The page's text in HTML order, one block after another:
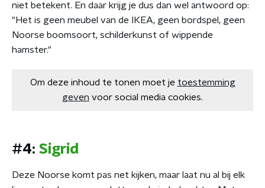
niet betekent. En daar krijg je dus dan wel antwoord op:
"Het is geen meubel van de IKEA, geen bordspel, geen
Noorse boomsoort, schilderkunst of wippende
hamster."
Om deze inhoud te tonen moet je toestemming
geven voor social media cookies.
#4: Sigrid
Deze Noorse komt pas net kijken, maar laat nu al bij elk